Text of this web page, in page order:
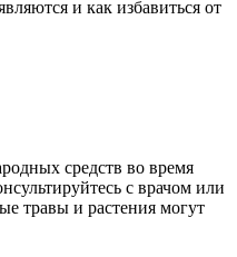
и как избавиться от
средств во время
с врачом или
травы и растения могут